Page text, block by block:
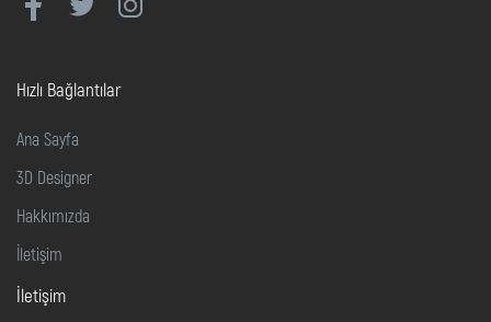
Hızlı Bağlantılar
Ana Sayfa
3D Designer
Hakkımızda
İletişim
İletişim